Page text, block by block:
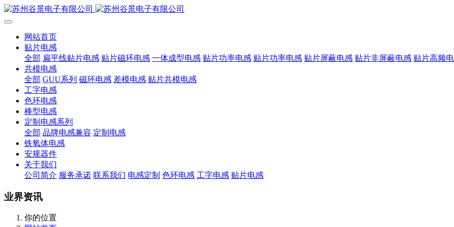
网站首页
贴片电感
全部 扁平线贴片电感 贴片磁环电感 一体成型电感 贴片功率电感 贴片功率电感 贴片屏蔽电感 贴片非屏蔽电感 贴片高频
共模电感
全部 GUU系列 磁环电感 差模电感 贴片共模电感
工字电感
色环电感
棒型电感
定制电感系列
全部 品牌电感兼容 定制电感
铁氧体电感
安规器件
关于我们
公司简介 服务承诺 联系我们 电感定制 色环电感 工字电感 贴片电感
业界资讯
你的位置